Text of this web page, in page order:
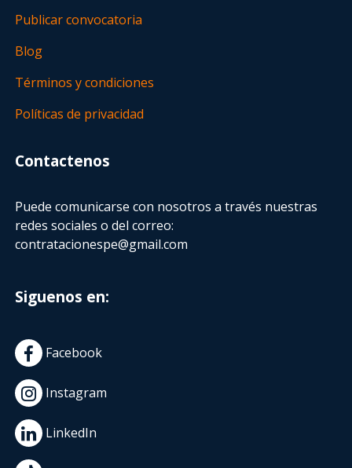
Publicar convocatoria
Blog
Términos y condiciones
Políticas de privacidad
Contactenos
Puede comunicarse con nosotros a través nuestras
redes sociales o del correo:
contratacionespe@gmail.com
Siguenos en:
Facebook
Instagram
LinkedIn